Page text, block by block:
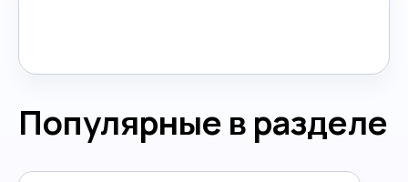
Популярные в разделе